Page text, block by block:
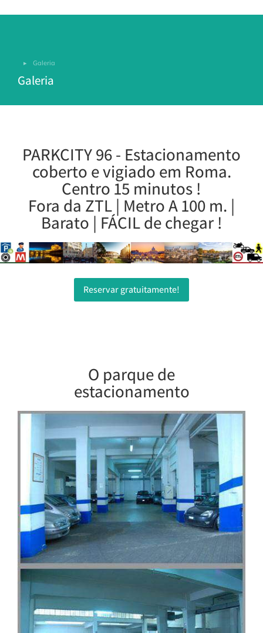
You are here:
Galeria
Galeria
PARKCITY 96 - Estacionamento
coberto e vigiado em Roma.
Centro 15 minutos !
Fora da ZTL | Metro A 100 m. |
Barato | FÁCIL de chegar !
Reservar gratuitamente!
O parque de
estacionamento